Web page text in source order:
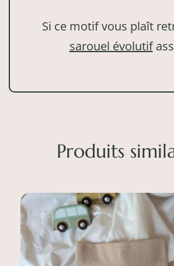
Si ce motif vous plaît
sarouel évolutif
Produits